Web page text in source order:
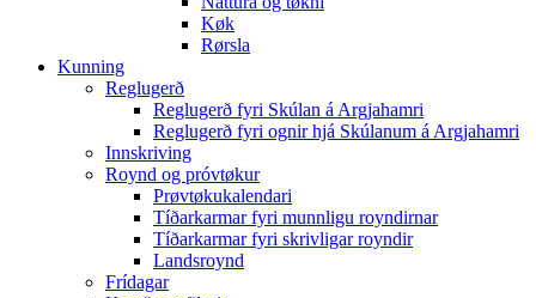
Køk
Rørsla
Kunning
Reglugerð
Reglugerð fyri Skúlan á Argjahamri
Reglugerð fyri ognir hjá Skúlanum á Argjahamri
Innskriving
Roynd og próvtøkur
Prøvtøkukalendari
Tíðarkarmar fyri munnligu royndirnar
Tíðarkarmar fyri skrivligar royndir
Landsroynd
Frídagar